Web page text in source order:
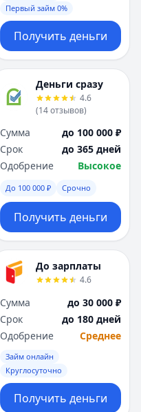
Первый займ 0%
Получить деньги
Деньги сразу
4.6
(14отзывов)
Сумма
до 100 000 ₽
Срок
до 365 дней
Одобрение
Высокое
До 100 000 ₽ Срочно
Получить деньги
До зарплаты
4.6
Сумма
до 30 000 ₽
Срок
до 180 дней
Одобрение
Среднее
Займ онлайн
Круглосуточно
Получить деньги